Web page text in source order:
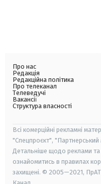
Про нас
Редакція
Редакційна політика
Про телеканал
Телеведучі
Вакансії
Структура власності
Всі комерційні рекламні
"Спецпроєкт", "Партнерський
Детальніше щодо реклами
ознайомитись в правилах
захищені. © 2005—2021,